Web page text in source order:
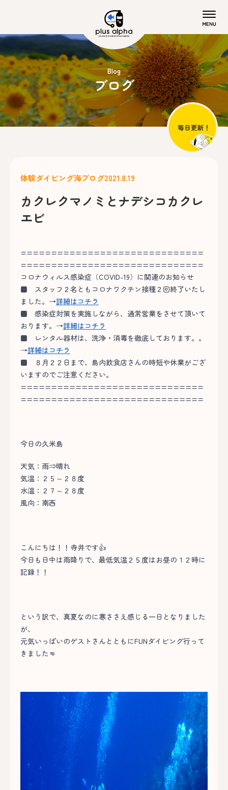
Blog
ブログ
体験ダイビング海ブログ2021.8.19
カクレクマノミとナデシコカクレ
エビ
==============================
==============================
コロナウィルス感染症（COVID-19）に関連のお知らせ
■ スタッフ２名ともコロナワクチン接種２回終了いたし
ました。→詳細はコチラ
■ 感染症対策を実施しながら、通常営業をさせて頂いて
おります。→詳細はコチラ
■ レンタル器材は、洗浄・消毒を徹底しております。。
→詳細はコチラ
■ ８月２２日まで、島内飲食店さんの時短や休業がござ
いますのでご注意ください。
==============================
==============================
今日の久米島
天気：雨⇒晴れ
気温：２５～２８度
水温：２７～２８度
風向：南西
こんにちは！！寺井です👍
今日も日中は雨降りで、最低気温２５度はお昼の１２時に
記録！！
という訳で、真夏なのに寒ささえ感じる一日となりました
が、
元気いっぱいのゲストさんとともにFUNダイビング行って
きました👊